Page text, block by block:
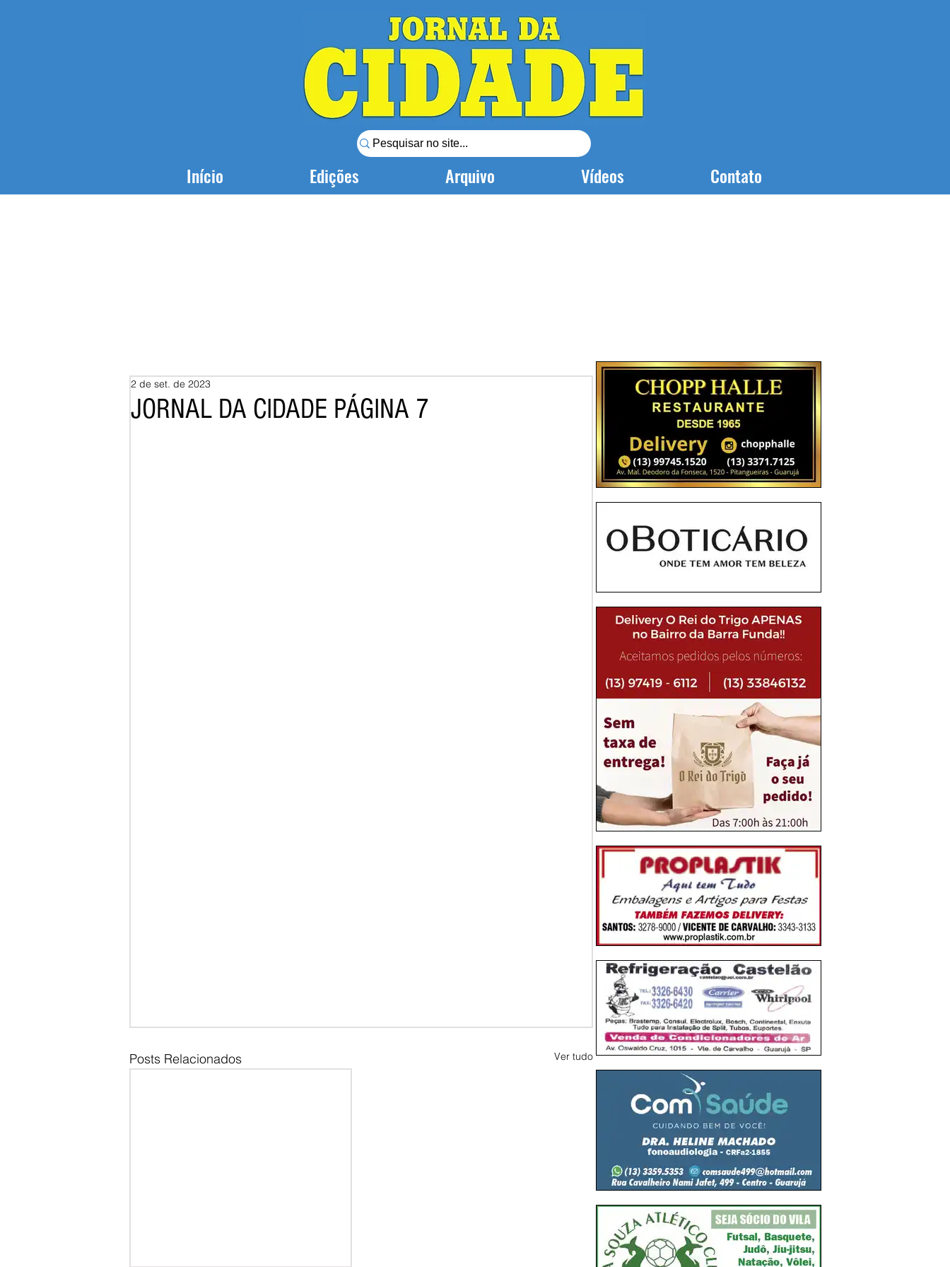
Início Edições Arquivo Vídeos Contato
JORNAL DA CIDADE PÁGINA 7
2 de set. de 2023
Posts Relacionados Ver tudo